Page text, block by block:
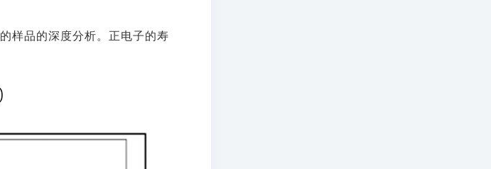
样品的深度分析。正电子的寿